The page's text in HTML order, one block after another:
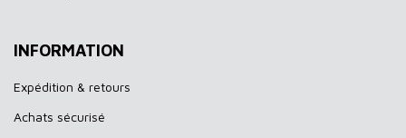
INFORMATION
Expédition & retours
Achats sécurisé